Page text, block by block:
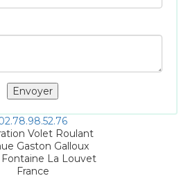
Volet Roulant
Gaston Galloux
Fontaine La Louvet
France